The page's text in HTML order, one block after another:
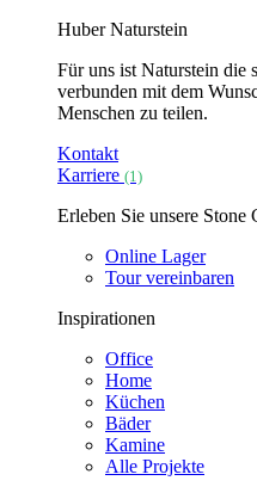
Huber Naturstein
Für uns ist Naturstein die
verbunden mit dem
Menschen zu teilen.
Kontakt
Karriere (1)
Erleben Sie unsere Stone
Online Lager
Tour vereinbaren
Inspirationen
Office
Home
Küchen
Bäder
Kamine
Alle Projekte